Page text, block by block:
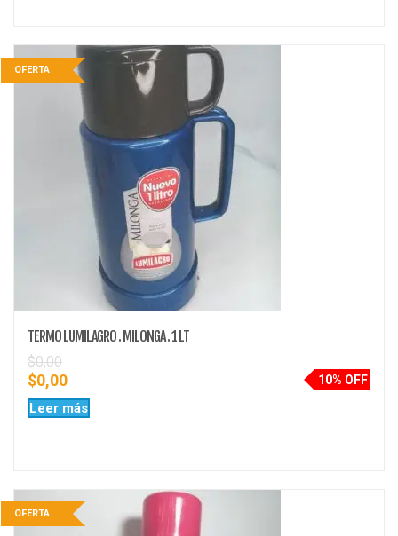
OFERTA
TERMO LUMILAGRO . MILONGA . 1 LT
10% OFF
$0,00
$0,00
Leer más
OFERTA